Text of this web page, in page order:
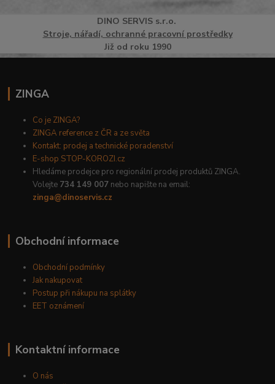
DINO SERVISs.r.o.
Stroje, nářadí, ochranné pracovní prostředky
Již od roku 1990
ZINGA
Co je ZINGA?
ZINGA reference z ČR a ze světa
Kontakt: prodej a technické poradenství
E-shop STOP-KOROZI.cz
Hledáme prodejce pro regionální prodej produktů ZINGA.
Volejte 734 149 007 nebo napište na email:
zinga@dinoservis.cz
Obchodní informace
Obchodní podmínky
Jak nakupovat
Postup při nákupu na splátky
EET oznámení
Kontaktní informace
O nás